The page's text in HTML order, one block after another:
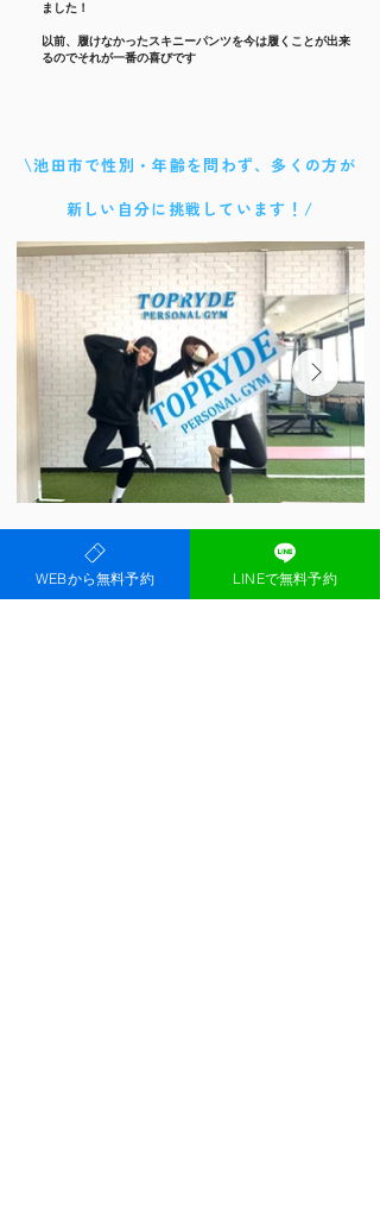
ました！
​以前、履けなかったスキニーパンツを今は履くことが出来
るのでそれが一番の喜びです
\池田市で性別・年齢を問わず、多くの方が
新しい自分に挑戦しています！/
WEBから無料予約 LINEで無料予約